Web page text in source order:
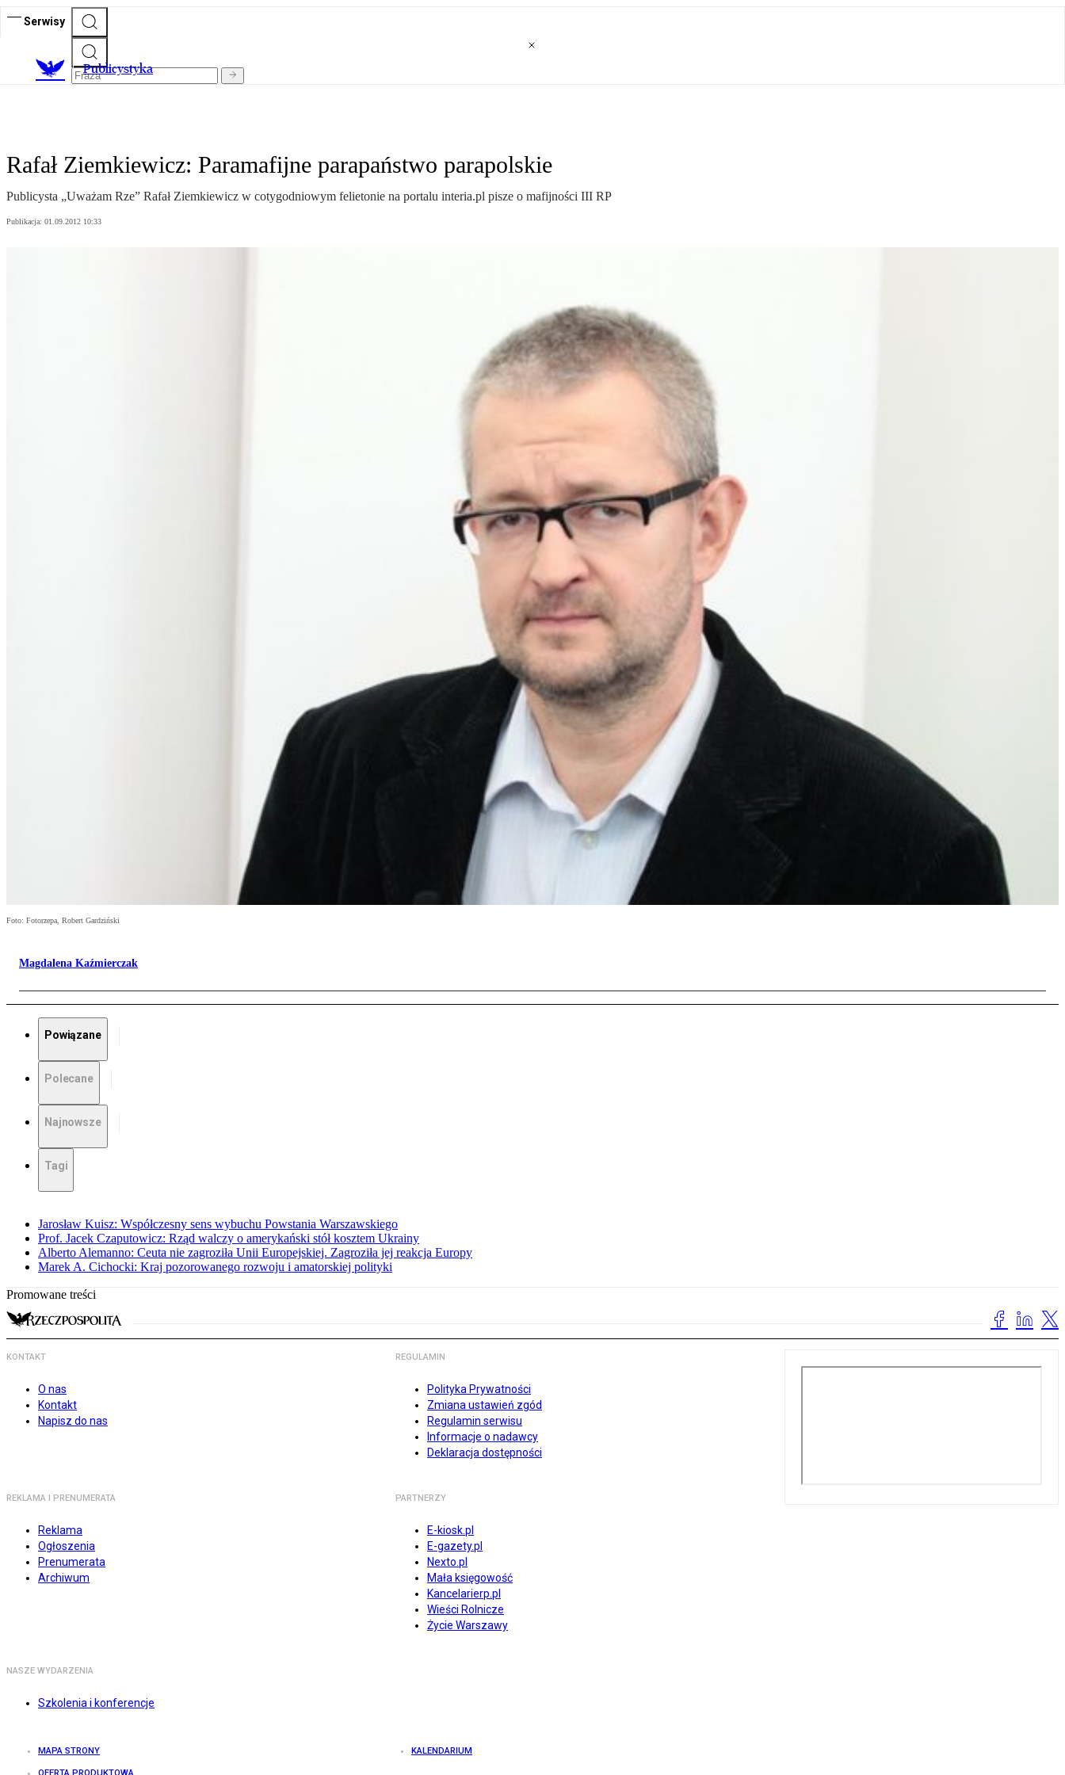
Serwisy
Publicystyka
Rafał Ziemkiewicz: Paramafijne parapaństwo parapolskie
Publicysta „Uważam Rze” Rafał Ziemkiewicz w cotygodniowym felietonie na portalu interia.pl pisze o mafijności III RP
Publikacja: 01.09.2012 10:33
Foto: Fotorzepa, Robert Gardziński
Magdalena Kaźmierczak
Powiązane
Polecane
Najnowsze
Tagi
Jarosław Kuisz: Współczesny sens wybuchu Powstania Warszawskiego
Prof. Jacek Czaputowicz: Rząd walczy o amerykański stół kosztem Ukrainy
Alberto Alemanno: Ceuta nie zagroziła Unii Europejskiej. Zagroziła jej reakcja Europy
Marek A. Cichocki: Kraj pozorowanego rozwoju i amatorskiej polityki
Promowane treści
KONTAKT
O nas
Kontakt
Napisz do nas
REGULAMIN
Polityka Prywatności
Zmiana ustawień zgód
Regulamin serwisu
Informacje o nadawcy
Deklaracja dostępności
REKLAMA I PRENUMERATA
Reklama
Ogłoszenia
Prenumerata
Archiwum
PARTNERZY
E-kiosk.pl
E-gazety.pl
Nexto.pl
Mała księgowość
Kancelarierp.pl
Wieści Rolnicze
Życie Warszawy
NASZE WYDARZENIA
Szkolenia i konferencje
MAPA STRONY KALENDARIUM